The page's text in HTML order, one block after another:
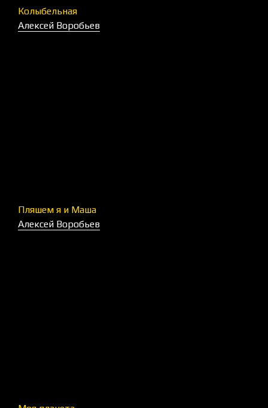
Колыбельная
Алексей Воробьев
Пляшем я и Маша
Алексей Воробьев